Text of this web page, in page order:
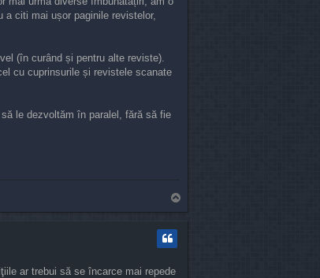
a citi mai ușor paginile revistelor,
(în curând și pentru alte reviste).
cu cuprinsurile și revistele scanate
le dezvoltăm în paralel, fără să fie
o
ar trebui să se încarce mai repede